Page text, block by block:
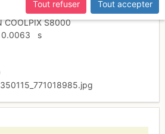
COOLPIX S8000
0.0063
s
Tout refuser
Tout accepter